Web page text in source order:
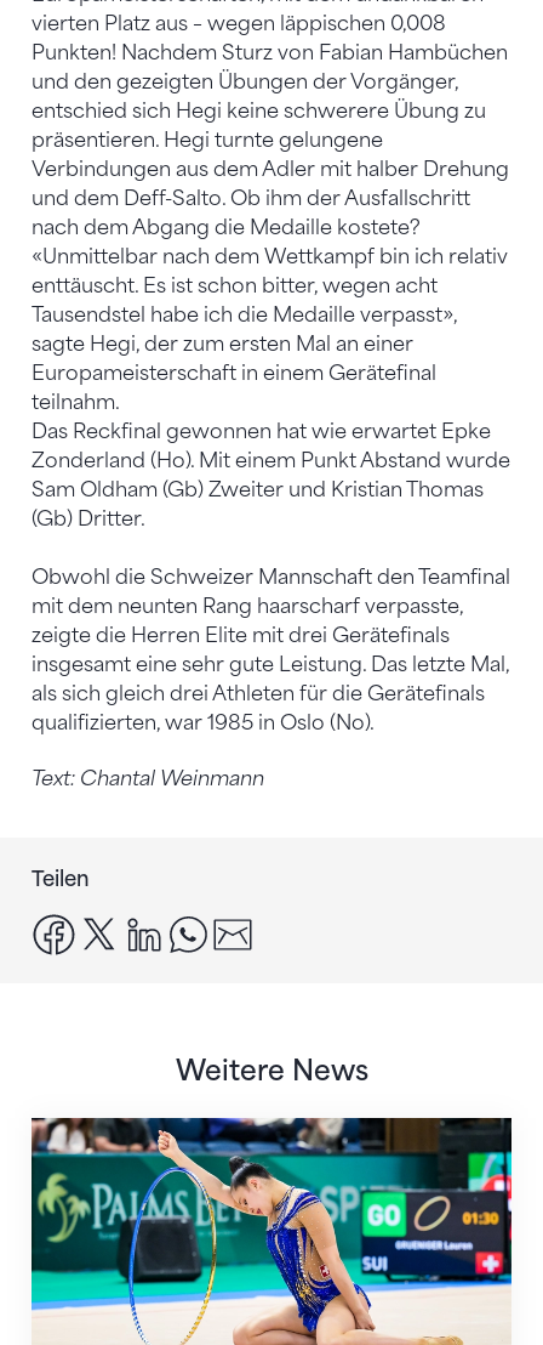
vierten Platz aus – wegen läppischen 0,008
Punkten! Nachdem Sturz von Fabian Hambüchen
und den gezeigten Übungen der Vorgänger,
entschied sich Hegi keine schwerere Übung zu
präsentieren. Hegi turnte gelungene
Verbindungen aus dem Adler mit halber Drehung
und dem Deff-Salto. Ob ihm der Ausfallschritt
nach dem Abgang die Medaille kostete?
«Unmittelbar nach dem Wettkampf bin ich relativ
enttäuscht. Es ist schon bitter, wegen acht
Tausendstel habe ich die Medaille verpasst»,
sagte Hegi, der zum ersten Mal an einer
Europameisterschaft in einem Gerätefinal
teilnahm.
Das Reckfinal gewonnen hat wie erwartet Epke
Zonderland (Ho). Mit einem Punkt Abstand wurde
Sam Oldham (Gb) Zweiter und Kristian Thomas
(Gb) Dritter.
Obwohl die Schweizer Mannschaft den Teamfinal
mit dem neunten Rang haarscharf verpasste,
zeigte die Herren Elite mit drei Gerätefinals
insgesamt eine sehr gute Leistung. Das letzte Mal,
als sich gleich drei Athleten für die Gerätefinals
qualifizierten, war 1985 in Oslo (No).
Text: Chantal Weinmann
Teilen
facebook
x linkedinwhatsapp
Weitere News
Nächster Halt: Weltmeisterschaft